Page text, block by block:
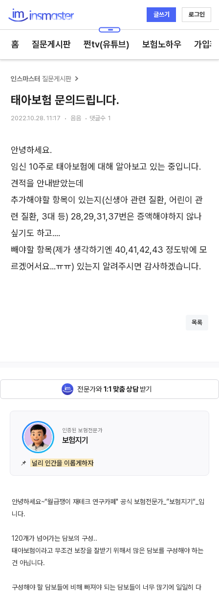
글쓰기 로그인
홈 질문게시판 쩐tv(유튜브) 보험노하우 가입
인스마스터 질문게시판
태아보험 문의드립니다.
2022.10.28. 11:17 음음 댓글수 1
안녕하세요.
임신 10주로 태아보험에 대해 알아보고 있는 중입니다.
견적을 안내받았는데
추가해야할 항목이 있는지(신생아 관련 질환, 어린이 관
련 질환, 3대 등) 28,29,31,37번은 증액해야하지 않나
싶기도 하고....
빼야할 항목(제가 생각하기엔 40,41,42,43 정도밖에 모
르겠어서요...ㅠㅠ) 있는지 알려주시면 감사하겠습니다.
목록
전문가와1:1 맞춤 상담받기
인증된 보험전문가
보험지기
📌 널리 인간을 이롭게하자
안녕하세요~“월급쟁이 재테크 연구카페" 공식 보험전문가_”보험지기“_입
니다.
120개가 넘어가는 담보의 구성..
태아보험이라고 무조건 보장을 잘받기 위해서 많은 담보를 구성해야 하는
건 아닙니다.
구성해야 할 담보들에 비해 빠져야 되는 담보들이 너무 많기에 일일히 다